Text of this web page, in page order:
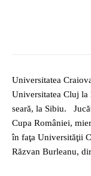
Universitatea
Universitatea Cluj
seară, la Sibiu.
Cupa României,
în faţa Universităţii
Răzvan Burleanu,